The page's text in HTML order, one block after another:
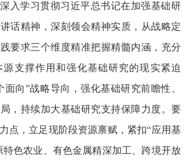
入学习贯彻习近平总书记在加强基础研
话精神，深刻领会精神实质，从战略定
要求三个维度精准把握精髓内涵，充分
支撑作用和强化基础研究的现实紧迫
面向”战略导向，强化基础研究前瞻性、
，持续加大基础研究支持保障力度。要
点，立足现阶段资源禀赋，紧扣“应用基
特色农业、有色金属精深加工、跨境开放